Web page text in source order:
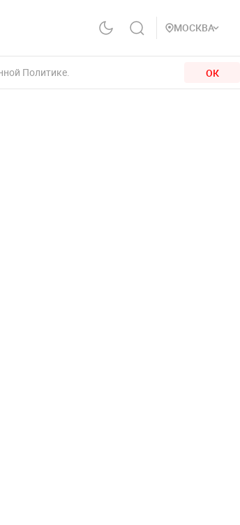
МОСКВА
Политике. ОК